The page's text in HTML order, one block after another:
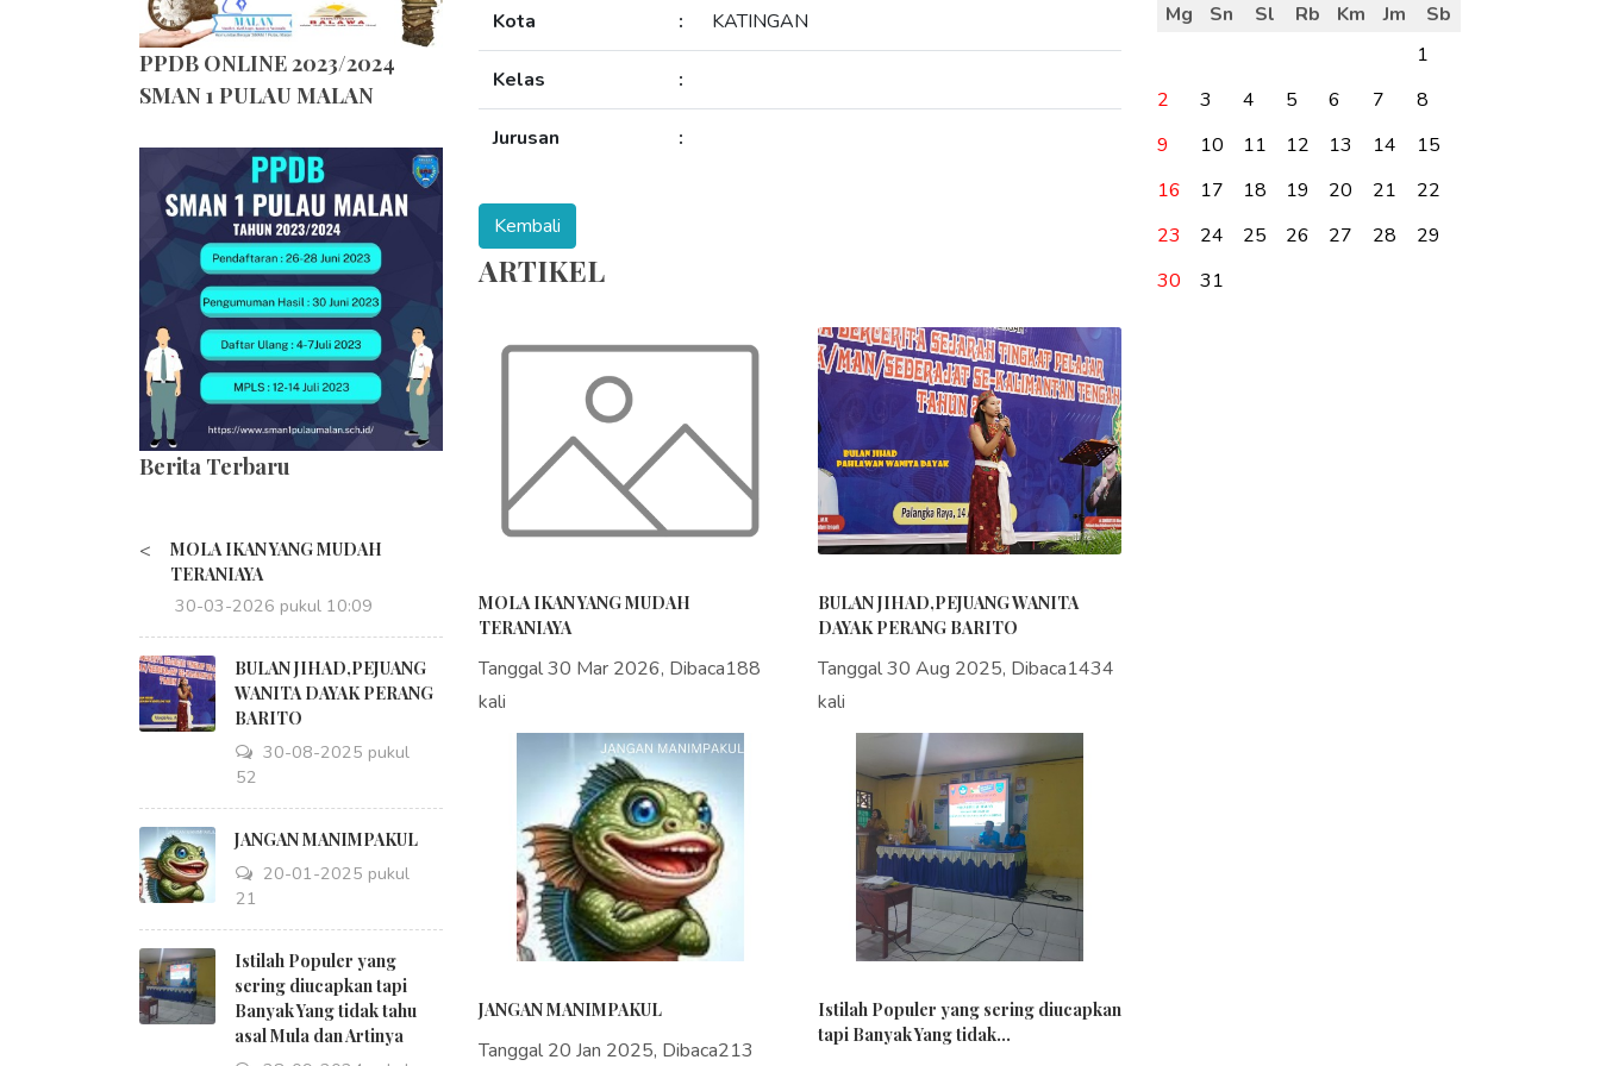
PPDB ONLINE 2023/2024
SMAN 1 PULAU MALAN
Berita Terbaru
<
MOLA IKAN YANG MUDAH
TERANIAYA
30-03-2026 pukul 10:09
BULAN JIHAD,PEJUANG
WANITA DAYAK PERANG
BARITO
30-08-2025 pukul
18:52
JANGAN MANIMPAKUL
20-01-2025 pukul
09:21
Istilah Populer yang
sering diucapkan tapi
Banyak Yang tidak tahu
asal Mula dan Artinya
Kota : KATINGAN
Kelas :
Jurusan :
ARTIKEL
MOLA IKAN YANG MUDAH
TERANIAYA
Tanggal 30 Mar 2026, Dibaca188
kali
BULAN JIHAD,PEJUANG WANITA
DAYAK PERANG BARITO
Tanggal 30 Aug 2025, Dibaca1434
kali
JANGAN MANIMPAKUL
Tanggal 20 Jan 2025, Dibaca213
Istilah Populer yang sering diucapkan
tapi Banyak Yang tidak...
Mg Sn Sl Rb Km Jm
Sb
1
2
3 4 5 6 7
8
9
10 11 12 13 14
15
16
17 18 19 20 21
22
23
24 25 26 27 28
29
30
31